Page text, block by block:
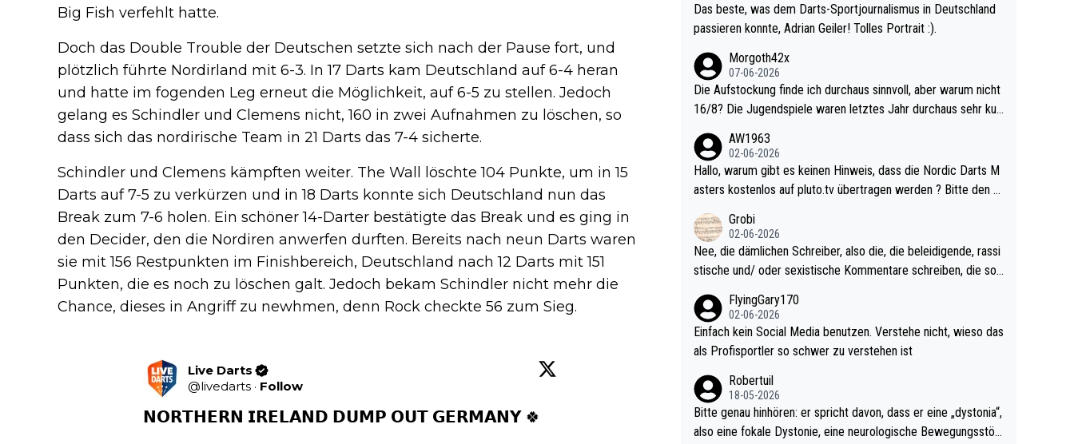
Big Fish verfehlt hatte.
Doch das Double Trouble der Deutschen setzte sich nach der Pause fort, und
plötzlich führte Nordirland mit 6-3. In 17 Darts kam Deutschland auf 6-4 heran
und hatte im fogenden Leg erneut die Möglichkeit, auf 6-5 zu stellen. Jedoch
gelang es Schindler und Clemens nicht, 160 in zwei Aufnahmen zu löschen, so
dass sich das nordirische Team in 21 Darts das 7-4 sicherte.
Schindler und Clemens kämpften weiter. The Wall löschte 104 Punkte, um in 15
Darts auf 7-5 zu verkürzen und in 18 Darts konnte sich Deutschland nun das
Break zum 7-6 holen. Ein schöner 14-Darter bestätigte das Break und es ging in
den Decider, den die Nordiren anwerfen durften. Bereits nach neun Darts waren
sie mit 156 Restpunkten im Finishbereich, Deutschland nach 12 Darts mit 151
Punkten, die es noch zu löschen galt. Jedoch bekam Schindler nicht mehr die
Chance, dieses in Angriff zu newhmen, denn Rock checkte 56 zum Sieg.
Live Darts
@livedarts · Follow
𝗡𝗢𝗥𝗧𝗛𝗘𝗥𝗡 𝗜𝗥𝗘𝗟𝗔𝗡𝗗 𝗗𝗨𝗠𝗣 𝗢𝗨𝗧 𝗚𝗘𝗥𝗠𝗔𝗡𝗬 🍀
Das beste, was dem Darts-Sportjournalismus in Deutschland
passieren konnte, Adrian Geiler! Tolles Portrait :).
Morgoth42x
07-06-2026
Die Aufstockung finde ich durchaus sinnvoll, aber warum nicht
16/8? Die Jugendspiele waren letztes Jahr durchaus sehr kur
l. Allerdings ist Mitchell Lawrie als Nummer 1 der Welt eh quali
fiziert. Somit ändert die automatische Qualifikation des Weltm
eisters erstmal nichts. Ich denke sie wollen damit für nächste
d wohl wenig WDF Turniere spielen. Dies war bei Archie Self l
etztes Jahr der Fall. Er musste als amtierender Weltmeister d
urch den Qualifier und ich glaube kaum, dass Mitchel sich das
(in Vegas) antun würde, wenn er doch eigentlich die PDC-WM
als Ziel hat.
AW1963
02-06-2026
Hallo, warum gibt es keinen Hinweis, dass die Nordic Darts M
asters kostenlos auf pluto.tv übertragen werden ? Bitte den A
Grobi
02-06-2026
Nee, die dämlichen Schreiber, also die, die beleidigende, rassi
stische und/ oder sexistische Kommentare schreiben, die soll
nes Leben in den Griff kriegen. Nur eins wundert mich: Luke Li
ttler war doch neulich erst derjenige, der über Social Media G
vV provoziert hat. Und Littlers Mutter schießt öfters mal gege
ehler!
FlyingGary170
02-06-2026
Einfach kein Social Media benutzen. Verstehe nicht, wieso das
als Profisportler so schwer zu verstehen ist
Robertuil
18-05-2026
Bitte genau hinhören: er spricht davon, dass er eine „dystonia“,
also eine fokale Dystonie, eine neurologische Bewegungsstör